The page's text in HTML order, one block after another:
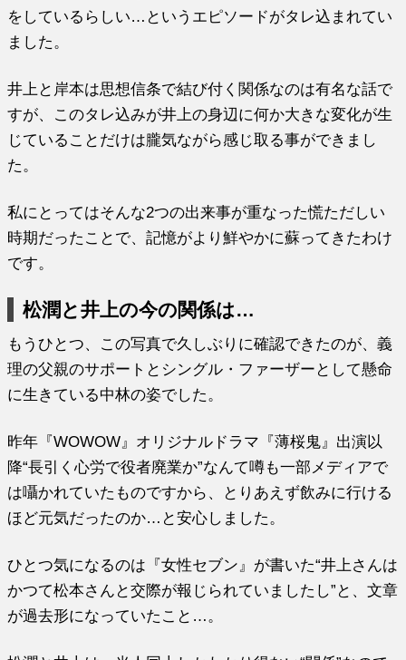
をしているらしい…というエピソードがタレ込まれてい
ました。
井上と岸本は思想信条で結び付く関係なのは有名な話で
すが、このタレ込みが井上の身辺に何か大きな変化が生
じていることだけは朧気ながら感じ取る事ができまし
た。
私にとってはそんな2つの出来事が重なった慌ただしい
時期だったことで、記憶がより鮮やかに蘇ってきたわけ
です。
松潤と井上の今の関係は…
もうひとつ、この写真で久しぶりに確認できたのが、義
理の父親のサポートとシングル・ファーザーとして懸命
に生きている中林の姿でした。
昨年『WOWOW』オリジナルドラマ『薄桜鬼』出演以
降“長引く心労で役者廃業か”なんて噂も一部メディアで
は囁かれていたものですから、とりあえず飲みに行ける
ほど元気だったのか…と安心しました。
ひとつ気になるのは『女性セブン』が書いた“井上さんは
かつて松本さんと交際が報じられていましたし”と、文章
が過去形になっていたこと…。